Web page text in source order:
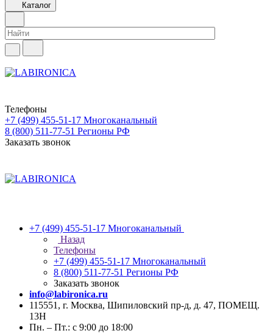
Каталог
Телефоны
+7 (499) 455-51-17 Многоканальный
8 (800) 511-77-51 Регионы РФ
Заказать звонок
+7 (499) 455-51-17 Многоканальный
Назад
Телефоны
+7 (499) 455-51-17 Многоканальный
8 (800) 511-77-51 Регионы РФ
Заказать звонок
info@labironica.ru
115551, г. Москва, Шипиловский пр-д, д. 47, ПОМЕЩ.
13Н
Пн. – Пт.: с 9:00 до 18:00